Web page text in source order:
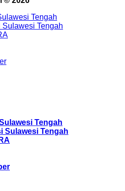
Tengah
Tengah
Tengah
Sulawesi Tengah